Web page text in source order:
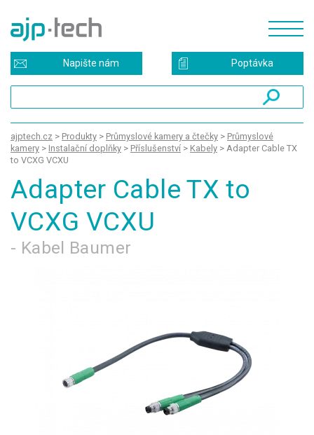
Poptávka
Napište nám
ajptech.cz > Produkty > Průmyslové kamery a čtečky > Průmyslové
kamery > Instalační doplňky > Příslušenství > Kabely > Adapter Cable TX
to VCXG VCXU
Adapter Cable TX to
VCXG VCXU
- Kabel Baumer